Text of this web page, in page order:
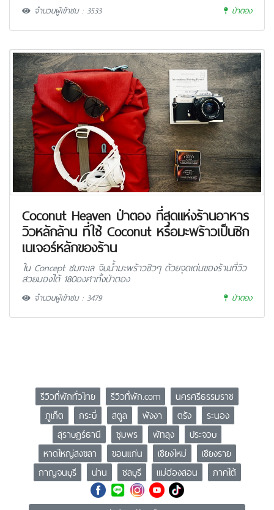
จำนวนผู้เข้าชม : 3533 ป่าตอง
Coconut Heaven ป่าตอง ที่สุดแห่งร้านอาหาร
วิวหลักล้าน ที่ใช้ Coconut หรือมะพร้าวเป็นซิก
เนเจอร์หลักของร้าน
ใน Concept ชมทะเล จิบน้ำมะพร้าวชิวๆ ด้วยจุดเด่นของร้านที่วิว
สวยมองได้ 180องศาทั้งป่าตอง
จำนวนผู้เข้าชม : 3479 ป่าตอง
รีวิวที่พักทั่วไทย รีวิวที่พัก.com
นครศรีธรรมราช
ภูเก็ต
กระบี่ สตูล พังงา ตรัง
ระนอง
สุราษฎร์ธานี
ชุมพร พัทลุง
ประจวบ
หาดใหญ่สงขลา
ขอนแก่น เชียงใหม่
เชียงราย
กาญจนบุรี
น่าน ชลบุรี แม่ฮ่องสอน ภาคใต้